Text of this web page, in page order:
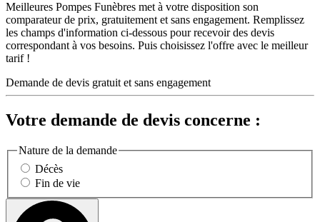
Meilleures Pompes Funèbres met à votre disposition son
comparateur de prix, gratuitement et sans engagement. Remplissez
les champs d'information ci-dessous pour recevoir des devis
correspondant à vos besoins. Puis choisissez l'offre avec le meilleur
tarif !
Demande de devis gratuit et sans engagement
Votre demande de devis concerne :
Nature de la demande
Décès
Fin de vie